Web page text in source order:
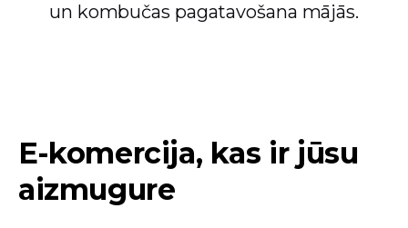
un kombučas pagatavošana mājās.
E-komercija, kas ir jūsu
aizmugure